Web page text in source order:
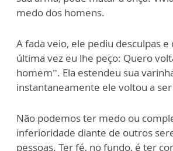
medo dos homens.
A fada veio, ele pediu desculpas e
última vez eu lhe peço: Quero
homem”. Ela estendeu sua
instantaneamente ele voltou a
Não podemos ter medo ou
inferioridade diante de outros
pessoas. Ter fé, no fundo, é ter